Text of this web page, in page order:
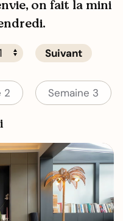
on fait la mini
Suivant
2 Semaine 3